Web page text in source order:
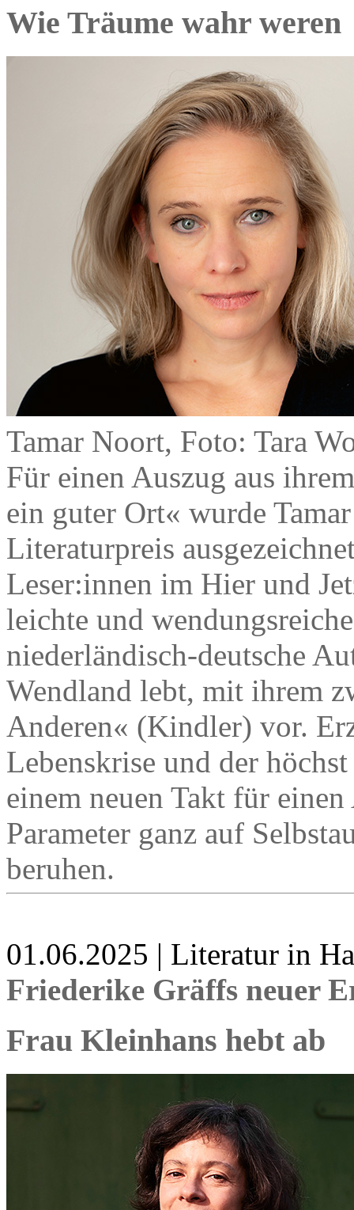
Wie Träume wahr weren
Tamar Noort, Foto: Tara
Für einen Auszug aus
ein guter Ort« wurde
Literaturpreis
Leser:innen im Hier und
leichte und
niederländisch-deutsche
Wendland lebt, mit ihrem
Anderen« (Kindler) vor.
Lebenskrise und der
einem neuen Takt für
Parameter ganz auf
beruhen.
01.06.2025 | Literatur in
Friederike Gräffs neuer
Frau Kleinhans hebt ab